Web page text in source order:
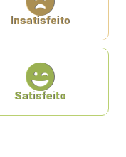
Insatisfeito
Satisfeito